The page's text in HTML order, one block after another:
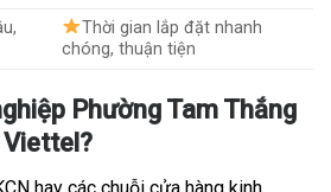
Thời gian lắp đặt nhanh
chóng, thuận tiện
Phường Tam Thắng
Viettel?